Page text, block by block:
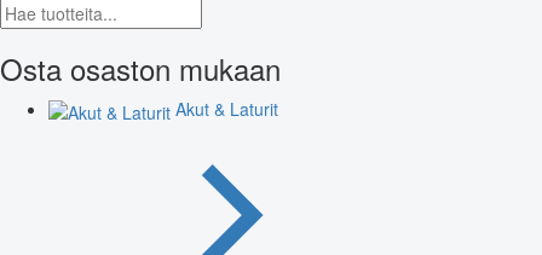
Osta osaston mukaan
Akut & Laturit